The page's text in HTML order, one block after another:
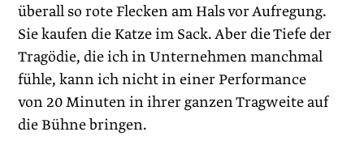
überall so rote Flecken am Hals vor Aufregung.
Sie kaufen die Katze im Sack. Aber die Tiefe der
Tragödie, die ich in Unternehmen manchmal
fühle, kann ich nicht in einer Performance
von 20 Minuten in ihrer ganzen Tragweite auf
die Bühne bringen.